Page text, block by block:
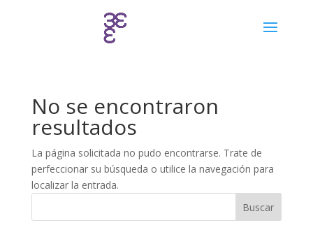
No se encontraron
resultados
La página solicitada no pudo encontrarse. Trate de
perfeccionar su búsqueda o utilice la navegación para
localizar la entrada.